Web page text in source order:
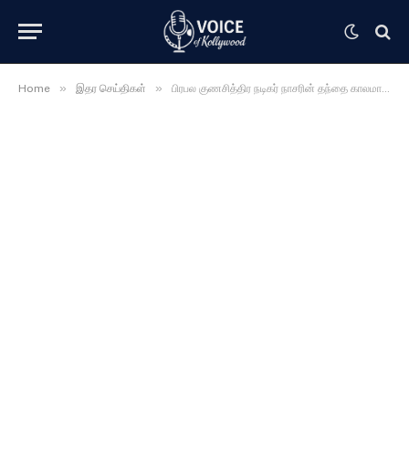
Home » இதர செய்திகள் » பிரபல குணசித்திர நடிகர் நாசரின் தந்தை காலமானார் ……… சோகத்தில் மூழ்கிய ஒட்டுமொத்த திரையுலகினர் ……..